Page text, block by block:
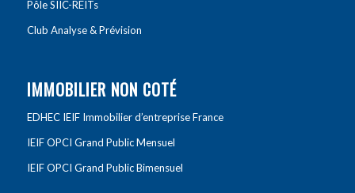
Pôle SIIC-REITs
Club Analyse & Prévision
IMMOBILIER NON COTÉ
EDHEC IEIF Immobilier d’entreprise France
IEIF OPCI Grand Public Mensuel
IEIF OPCI Grand Public Bimensuel